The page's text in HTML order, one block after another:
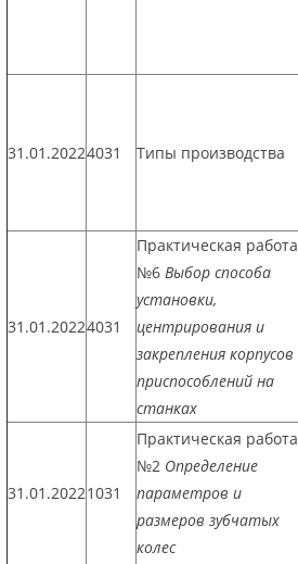
31.01.20224031 Типы производства
31.01.20224031
Практическая работа
№6 Выбор способа
установки,
центрирования и
закрепления корпусов
приспособлений на
станках
31.01.20221031
Практическая работа
№2 Определение
параметров и
размеров зубчатых
колес